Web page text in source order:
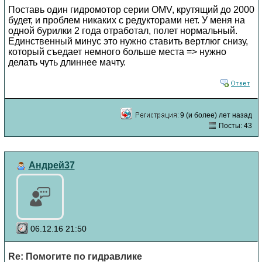
Поставь один гидромотор серии ОMV, крутящий до 2000
будет, и проблем никаких с редукторами нет. У меня на
одной бурилки 2 года отработал, полет нормальный.
Единственный минус это нужно ставить вертлюг снизу,
который съедает немного больше места => нужно
делать чуть длиннее мачту.
9 (и более) лет назад
Посты: 43
Андрей37
06.12.16 21:50
Re: Помогите по гидравлике